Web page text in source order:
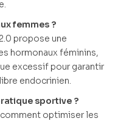
femmes ?
propose une
hormonaux féminins,
excessif pour garantir
endocrinien.
sportive ?
optimiser les